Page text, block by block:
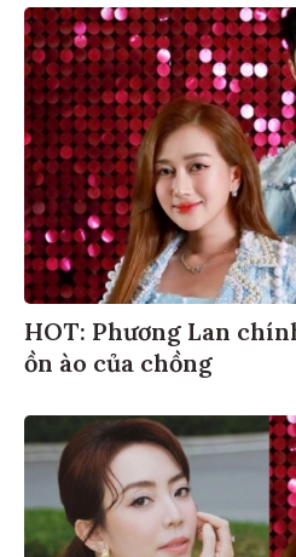
HOT: Phương Lan
ồn ào của chồng